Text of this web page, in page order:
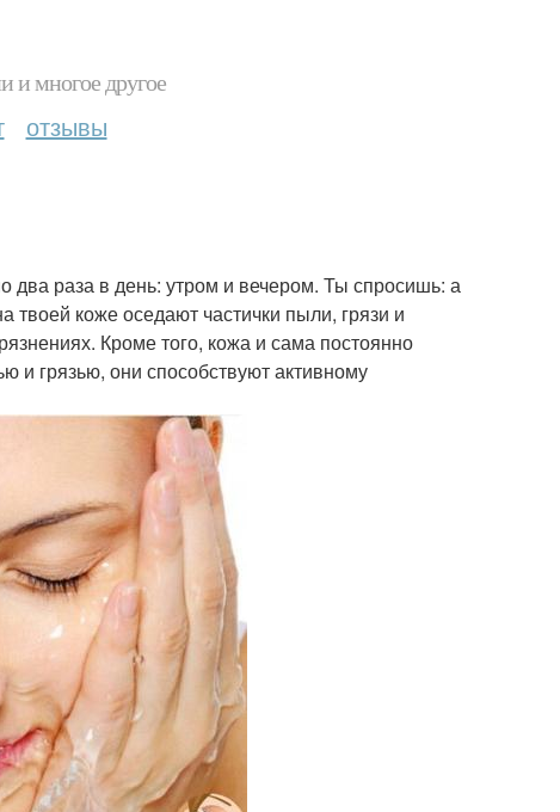
и многое другое
отзывы
два раза в день: утром и вечером. Ты спросишь: а
коже оседают частички пыли, грязи и
Кроме того, кожа и сама постоянно
грязью, они способствуют активному